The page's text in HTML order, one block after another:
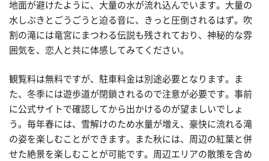
地面が避けたように、大量の水が流れ込んでいます。大量の
水しぶきとごうごうと迫る音に、きっと圧倒されるはず。吹
割の滝には竜宮にまつわる伝説も残されており、神秘的な雰
囲気を、恋人と共に体感してみてください。
観覧料は無料ですが、駐車料金は別途必要となります。ま
た、冬季には遊歩道が閉鎖されるので注意が必要です。事前
に公式サイトで確認してから出かけるのが望ましいでしょ
う。毎年春には、雪解けのため水量が増え、豪快に流れる滝
の姿を楽しむことができます。また秋には、周辺の紅葉と併
せた絶景を楽しむことが可能です。周辺エリアの散策を含め